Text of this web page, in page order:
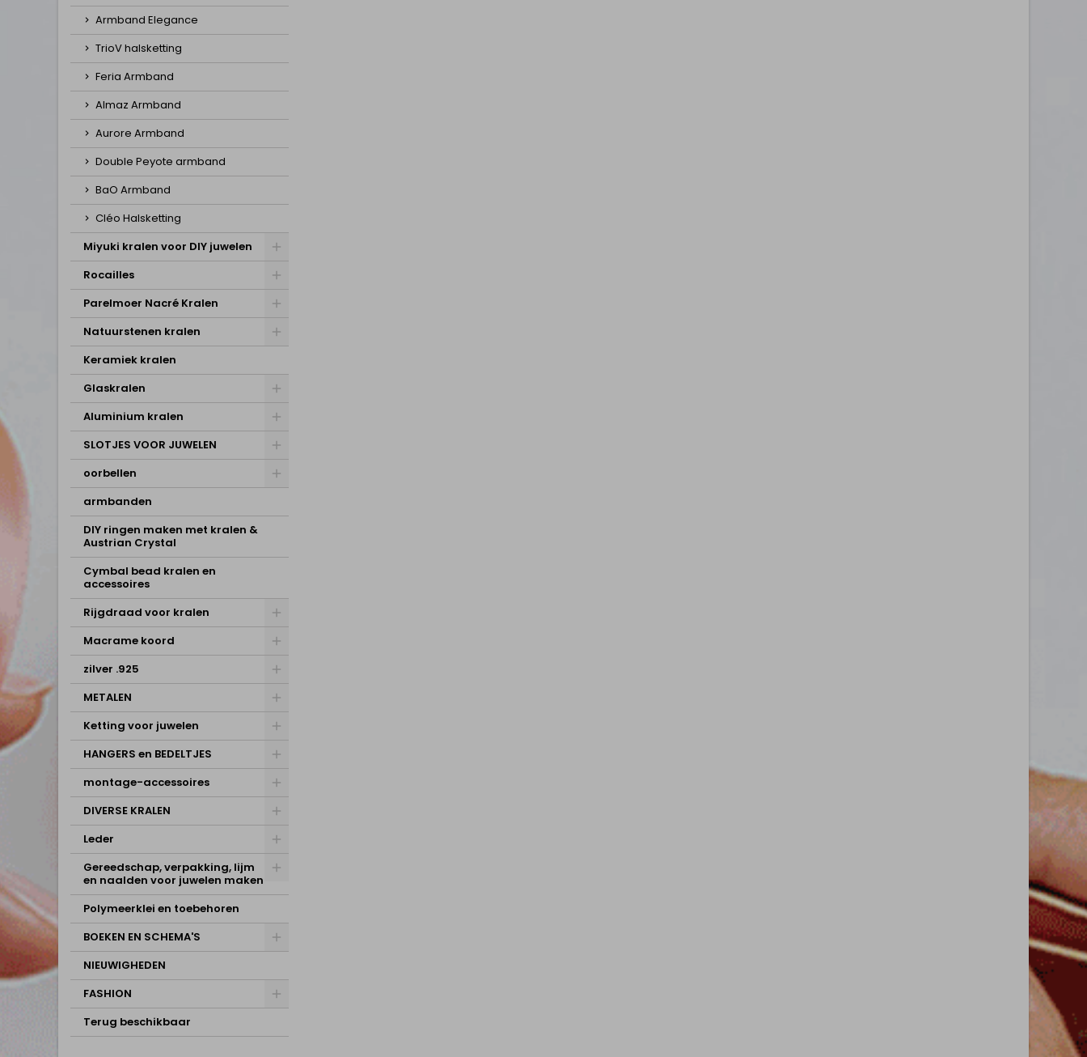
Armband Elegance
TrioV halsketting
Feria Armband
Almaz Armband
Aurore Armband
Double Peyote armband
BaO Armband
Cléo Halsketting
Miyuki kralen voor DIY juwelen
Rocailles
Parelmoer Nacré Kralen
Natuurstenen kralen
Keramiek kralen
Glaskralen
Aluminium kralen
SLOTJES VOOR JUWELEN
oorbellen
armbanden
DIY ringen maken met kralen &
Austrian Crystal
Cymbal bead kralen en
accessoires
Rijgdraad voor kralen
Macrame koord
zilver .925
METALEN
Ketting voor juwelen
HANGERS en BEDELTJES
montage-accessoires
DIVERSE KRALEN
Leder
Gereedschap, verpakking, lijm
en naalden voor juwelen maken
Polymeerklei en toebehoren
BOEKEN EN SCHEMA'S
NIEUWIGHEDEN
FASHION
Terug beschikbaar